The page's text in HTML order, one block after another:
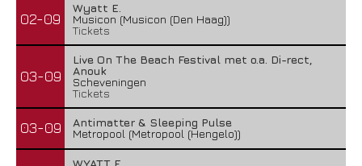
02-09
Wyatt E.
Musicon (Musicon (Den Haag))
Tickets
03-09
Live On The Beach Festival met o.a. Di-rect,
Anouk
Scheveningen
Tickets
03-09
Antimatter & Sleeping Pulse
Metropool (Metropool (Hengelo))
WYATT E.